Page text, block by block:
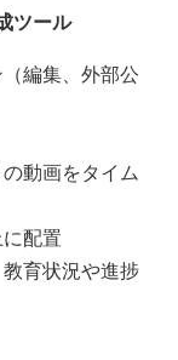
ツール
編集、外部公
動画をタイム
配置
育状況や進捗